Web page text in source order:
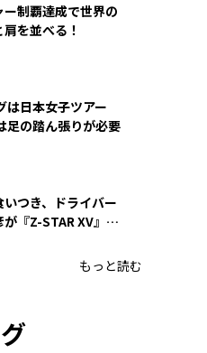
制覇達成で世界の
を並べる！
は日本女子ツアー
には足の踏ん張りが必要
いつき、ドライバー
『Z-STAR XV』を
もっと読む